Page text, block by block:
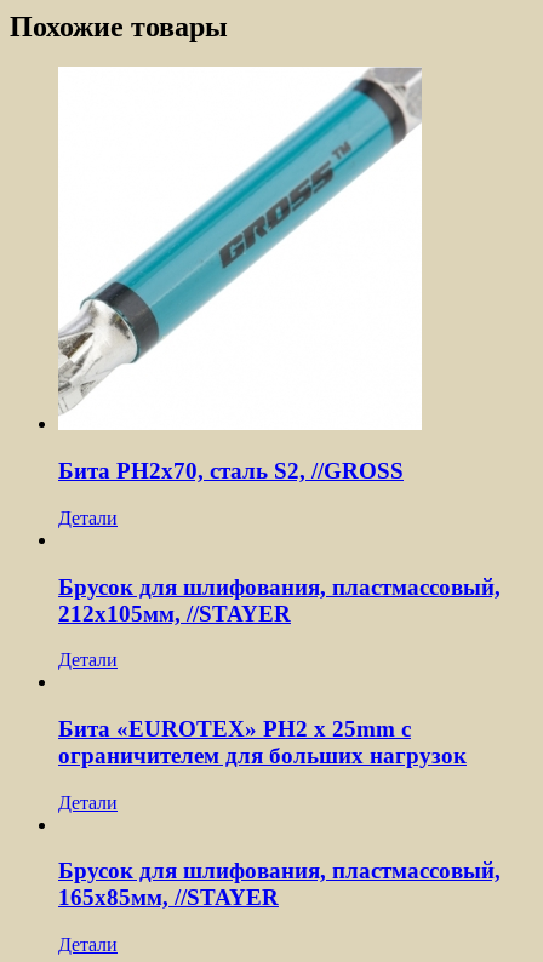
Похожие товары
Бита PH2х70, сталь S2, //GROSS
Детали
Брусок для шлифования, пластмассовый,
212х105мм, //STAYER
Детали
Бита «EUROTEX» PH2 х 25mm с
ограничителем для больших нагрузок
Детали
Брусок для шлифования, пластмассовый,
165х85мм, //STAYER
Детали